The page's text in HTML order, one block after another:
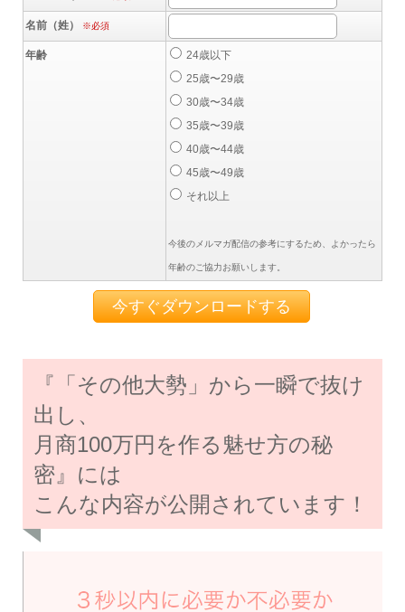
名前（姓） ※必須
年齢
24歳以下
25歳〜29歳
30歳〜34歳
35歳〜39歳
40歳〜44歳
45歳〜49歳
それ以上
今後のメルマガ配信の参考にするため、よかったら
年齢のご協力お願いします。
『「その他大勢」から一瞬で抜け
出し、
月商100万円を作る魅せ方の秘
密』には
こんな内容が公開されています！